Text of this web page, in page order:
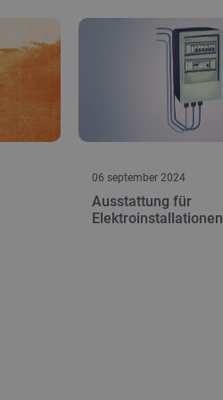
06 september 2024
Ausstattung für
Elektroinstallationen
Kontoverwaltung. Ohne
der Einwilligungs- und
für ihre Interaktion mit
Einwilligung des
Datenschutzrichtlinien
Es spielt eine
im